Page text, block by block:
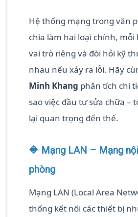
Hệ thống mạng trong văn
chia làm hai loại chính, mỗi
vai trò riêng và đòi hỏi kỹ
nhau nếu xảy ra lỗi. Hãy
Minh Khang phân tích chi
sao việc đầu tư sửa chữa –
lại quan trọng đến thế.
🔷 Mạng LAN – Mạng
phòng
Mạng LAN (Local Area
thống kết nối các thiết bị